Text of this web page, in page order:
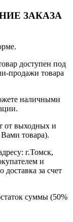
ЗАКАЗА
доступен под
продажи товара
наличными
от выходных и
товара).
г.Томск,
и
доставка за счет
суммы (50%